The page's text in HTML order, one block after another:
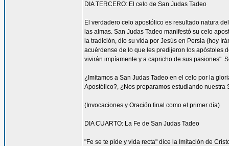
DIA TERCERO: El celo de San Judas Tadeo
El verdadero celo apostólico es resultado natura
las almas. San Judas Tadeo manifestó su celo
la tradición, dio su vida por Jesús en Persia (hoy
acuérdense de lo que les predijeron los apóstoles
vivirán impíamente y a capricho de sus pasiones".
¿Imitamos a San Judas Tadeo en el celo por la
Apostólico?, ¿Nos preparamos estudiando
(Invocaciones y Oración final como el primer día)
DIA CUARTO: La Fe de San Judas Tadeo
"Fe se te pide y vida recta" dice la Imitación de